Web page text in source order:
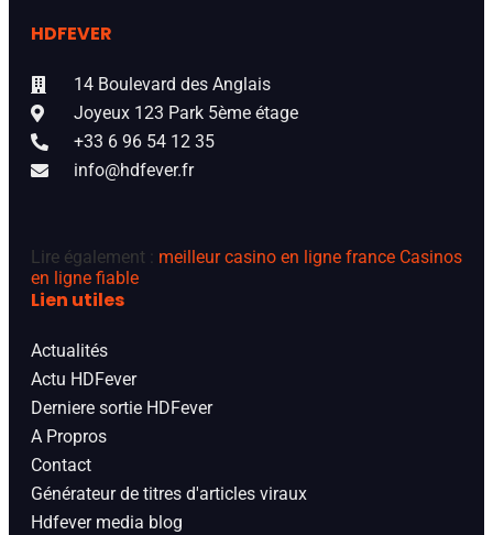
HDFEVER
14 Boulevard des Anglais
Joyeux 123 Park 5ème étage
+33 6 96 54 12 35
info@hdfever.fr
Lire également : meilleur casino en ligne france Casinos
en ligne fiable
Lien utiles
Actualités
Actu HDFever
Derniere sortie HDFever
A Propros
Contact
Générateur de titres d'articles viraux
Hdfever media blog